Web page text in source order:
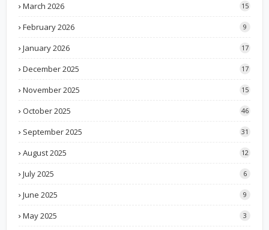
March 2026 15
February 2026 9
January 2026 17
December 2025 17
November 2025 15
October 2025 46
September 2025 31
August 2025 12
July 2025 6
June 2025 9
May 2025 3